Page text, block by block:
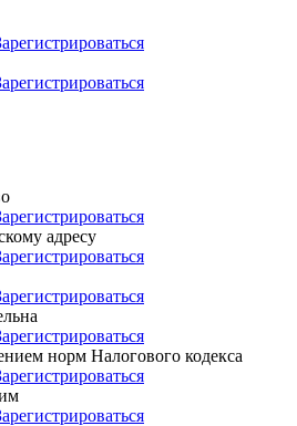
адресу
норм Налогового кодекса